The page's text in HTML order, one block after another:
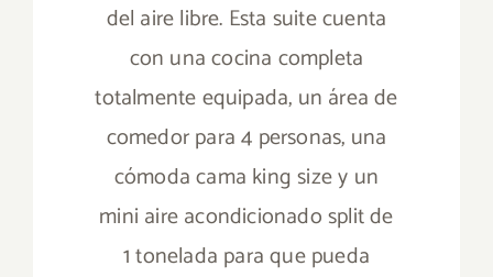
del aire libre. Esta suite cuenta
con una cocina completa
totalmente equipada, un área de
comedor para 4 personas, una
cómoda cama king size y un
mini aire acondicionado split de
1 tonelada para que pueda